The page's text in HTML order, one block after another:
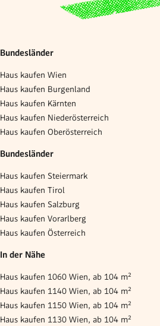
Bundesländer
Haus kaufen Wien
Haus kaufen Burgenland
Haus kaufen Kärnten
Haus kaufen Niederösterreich
Haus kaufen Oberösterreich
Bundesländer
Haus kaufen Steiermark
Haus kaufen Tirol
Haus kaufen Salzburg
Haus kaufen Vorarlberg
Haus kaufen Österreich
In der Nähe
Haus kaufen 1060 Wien, ab 104 m²
Haus kaufen 1140 Wien, ab 104 m²
Haus kaufen 1150 Wien, ab 104 m²
Haus kaufen 1130 Wien, ab 104 m²